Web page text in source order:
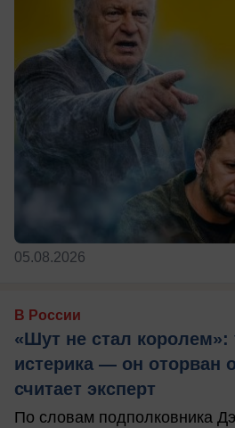
05.08.2026
В России
«Шут не стал королем»:
истерика — он оторван
считает эксперт
По словам подполковника